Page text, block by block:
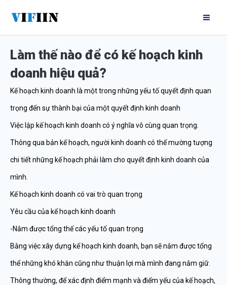
nội
dungLàm thế nào để có kế hoạch kinh
doanh hiệu quả?
Kế hoạch kinh doanh là một trong những yếu tố quyết định quan
trọng đến sự thành bại của một quyết định kinh doanh
Việc lập kế hoạch kinh doanh có ý nghĩa vô cùng quan trọng.
Thông qua bản kế hoạch, người kinh doanh có thể mường tượng
chi tiết những kế hoạch phải làm cho quyết định kinh doanh của
mình.
Kế hoạch kinh doanh có vai trò quan trọng
Yêu cầu của kế hoạch kinh doanh
-Nắm được tổng thế các yếu tố quan trọng
Bằng việc xây dựng kế hoạch kinh doanh, bạn sẽ nắm được tổng
thể những khó khăn cũng như thuận lợi mà mình đang nắm giữ.
Thông thường, để xác định điểm mạnh và điểm yếu của kế hoạch,